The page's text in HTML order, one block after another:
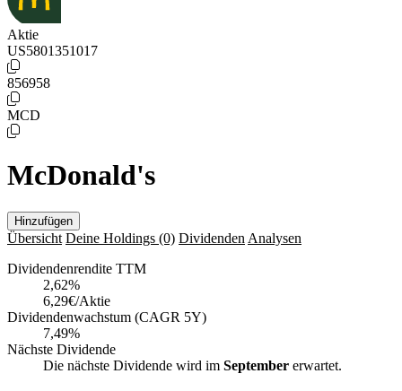
Aktie
US5801351017
856958
MCD
McDonald's
Hinzufügen
Übersicht Deine Holdings (0) Dividenden Analysen
Dividendenrendite TTM
2,62%
6,29€/Aktie
Dividendenwachstum (CAGR 5Y)
7,49%
Nächste Dividende
Die nächste Dividende wird im September erwartet.